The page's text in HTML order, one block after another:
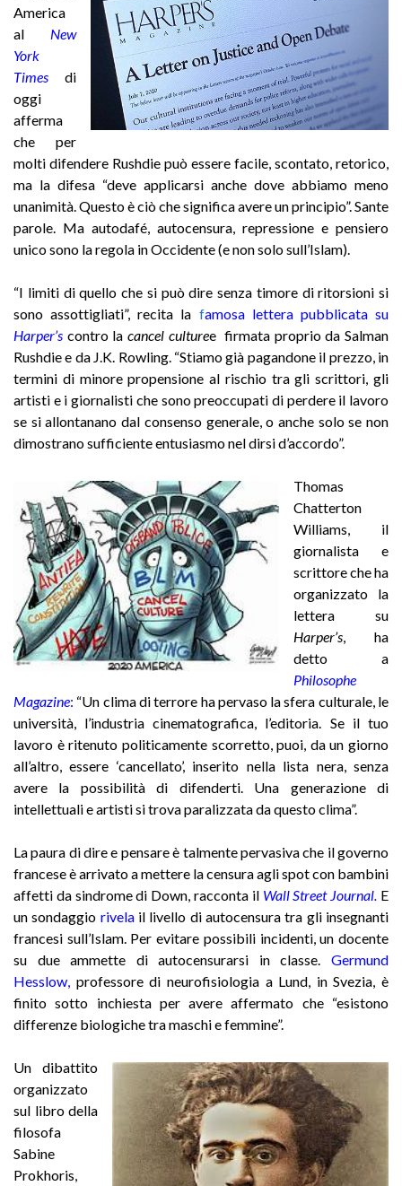
America
al
New
York
Times
di
oggi
afferma
che per
molti difendere Rushdie può essere facile, scontato, retorico,
ma la difesa “deve applicarsi anche dove abbiamo meno
unanimità. Questo è ciò che significa avere un principio”. Sante
parole. Ma autodafé, autocensura, repressione e pensiero
unico sono la regola in Occidente (e non solo sull’Islam).
“I limiti di quello che si può dire senza timore di ritorsioni si
sono assottigliati”, recita la famosa lettera pubblicata su
Harper’s contro lacancel culturee firmata proprio da Salman
Rushdie e da J.K. Rowling. “Stiamo già pagandone il prezzo, in
termini di minore propensione al rischio tra gli scrittori, gli
artisti e i giornalisti che sono preoccupati di perdere il lavoro
se si allontanano dal consenso generale, o anche solo se non
dimostrano sufficiente entusiasmo nel dirsi d’accordo”.
Thomas
Chatterton
Williams, il
giornalista e
scrittore che ha
organizzato la
lettera su
Harper’s , ha
detto a
Philosophe
Magazine: “Un clima di terrore ha pervaso la sfera culturale, le
università, l’industria cinematografica, l’editoria. Se il tuo
lavoro è ritenuto politicamente scorretto, puoi, da un giorno
all’altro, essere ‘cancellato’, inserito nella lista nera, senza
avere la possibilità di difenderti. Una generazione di
intellettuali e artisti si trova paralizzata da questo clima”.
La paura di dire e pensare è talmente pervasiva che il governo
francese è arrivato a mettere la censura agli spot con bambini
affetti da sindrome di Down, racconta il Wall Street Journal. E
un sondaggio rivela il livello di autocensura tra gli insegnanti
francesi sull’Islam. Per evitare possibili incidenti, un docente
su due ammette di autocensurarsi in classe.
Germund
Hesslow professore di neurofisiologia a Lund, in Svezia, è
finito sotto inchiesta per avere affermato che “esistono
differenze biologiche tra maschi e femmine”.
Un dibattito
organizzato
sul libro della
filosofa
Sabine
Prokhoris,